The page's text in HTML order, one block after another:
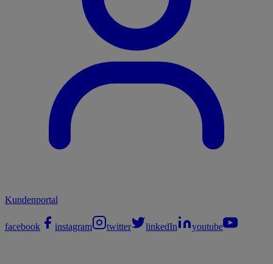
Kundenportal
facebook instagram twitter linkedIn youtube